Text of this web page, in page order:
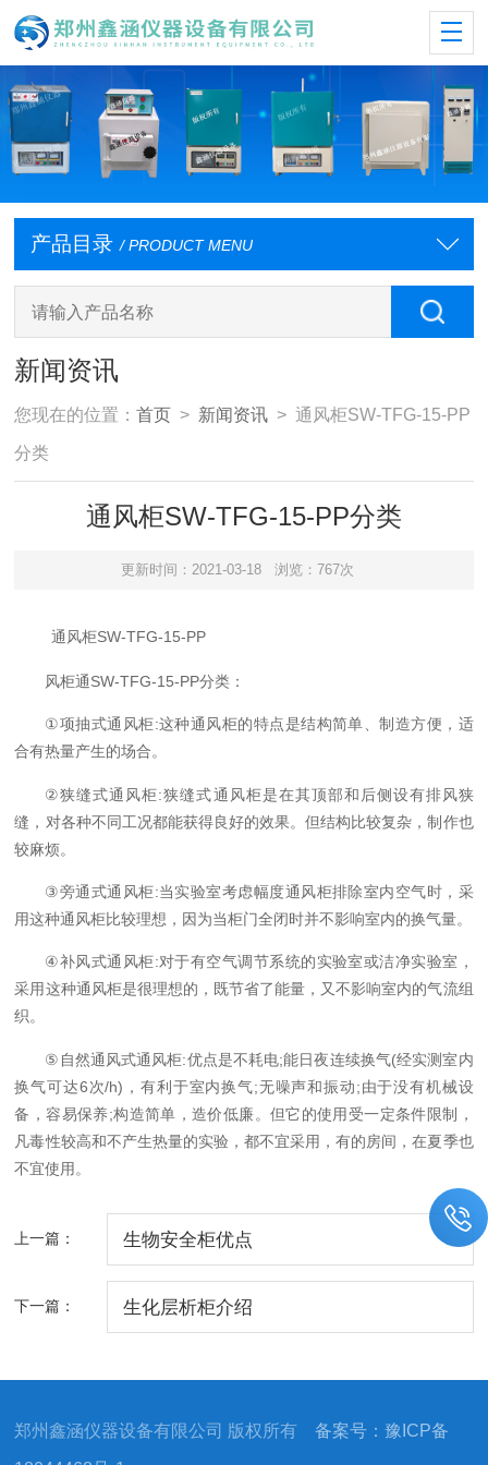
产品目录 / PRODUCT MENU
新闻资讯
您现在的位置：首页 > 新闻资讯 > 通风柜SW-TFG-15-PP
分类
通风柜SW-TFG-15-PP分类
更新时间：2021-03-18 浏览：767次
通风柜SW-TFG-15-PP
风柜通 SW-TFG-15-PP分类：
①项抽式通风柜:这种通风柜的特点是结构简单、制造方便，适
合有热量产生的场合。
②狭缝式通风柜:狭缝式通风柜是在其顶部和后侧设有排风狭
缝，对各种不同工况都能获得良好的效果。但结构比较复杂，制作也
较麻烦。
③旁通式通风柜:当实验室考虑幅度通风柜排除室内空气时，采
用这种通风柜比较理想，因为当柜门全闭时并不影响室内的换气量。
④补风式通风柜:对于有空气调节系统的实验室或洁净实验室，
采用这种通风柜是很理想的，既节省了能量，又不影响室内的气流组
织。
⑤ 自然通风式通风柜:优点是不耗电;能日夜连续换气(经实测室内
换气可达6 次/h) ，有利于室内换气;无噪声和振动 ; 由于没有机械设
备，容易保养;构造简单，造价低廉。但它的使用受一定条件限制，
凡毒性较高和不产生热量的实验，都不宜采用，有的房间，在夏季也
不宜使用。
上一篇： 生物安全柜优点
下一篇： 生化层析柜介绍
郑州鑫涵仪器设备有限公司 版权所有备案号：豫ICP备